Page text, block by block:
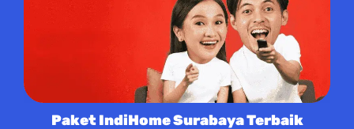
Paket IndiHome Surabaya Terbaik